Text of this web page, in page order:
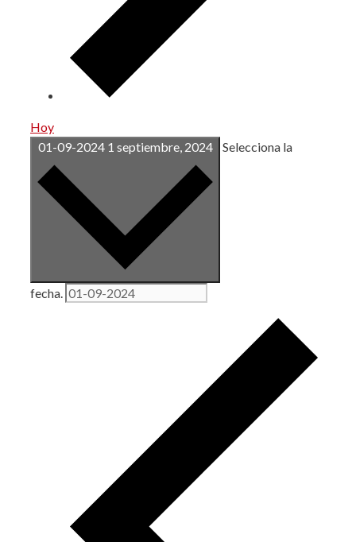
Hoy
01-09-2024 1 septiembre, 2024 Selecciona la
fecha.